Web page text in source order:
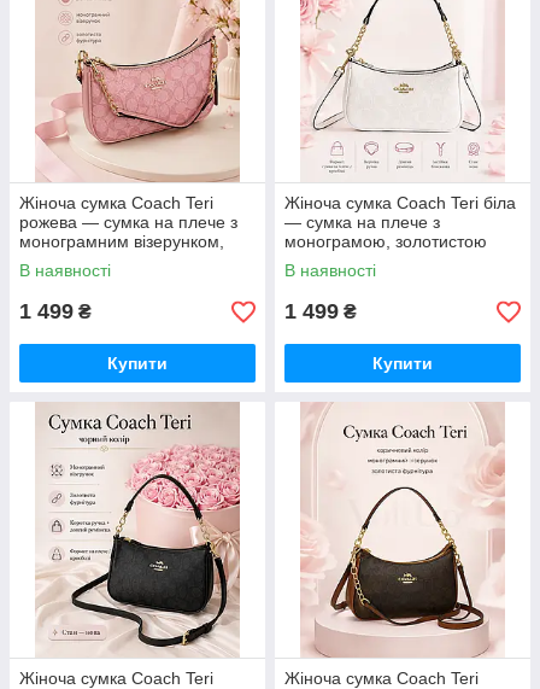
Жіноча сумка Coach Teri
рожева — сумка на плече з
монограмним візерунком,
золотистою фурнітурою та
ремінцем
В наявності
1 499 ₴
Купити
Жіноча сумка Coach Teri біла
— сумка на плече з
монограмою, золотистою
фурнітурою та ремінцем
В наявності
1 499 ₴
Купити
Жіноча сумка Coach Teri
Жіноча сумка Coach Teri